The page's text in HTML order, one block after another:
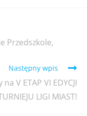
Przedszkole,
Następny wpis
V ETAP VI EDYCJI
LIGI MIAST!